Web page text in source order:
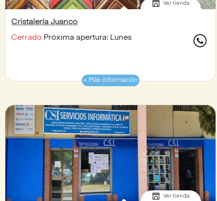
Ver tienda
Cristalería Juanco
Cerrado Próxima apertura: Lunes
+ Más información
Ver tienda